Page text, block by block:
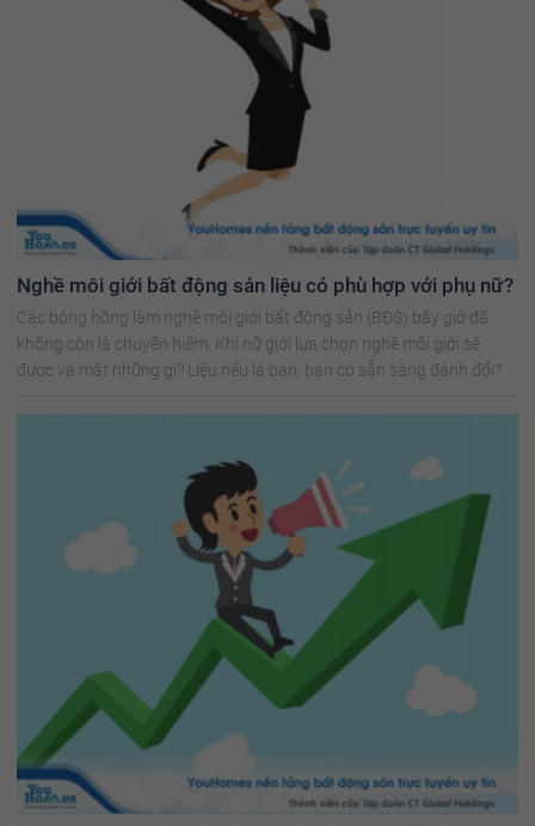
Nghề môi giới bất động sản liệu có phù hợp với phụ nữ?
Các bóng hồng làm nghề môi giới bất động sản (BĐS) bây giờ đã
không còn là chuyện hiếm. Khi nữ giới lựa chọn nghề môi giới sẽ
được và mất những gì? Liệu nếu là bạn, bạn có sẵn sàng đánh đổi?